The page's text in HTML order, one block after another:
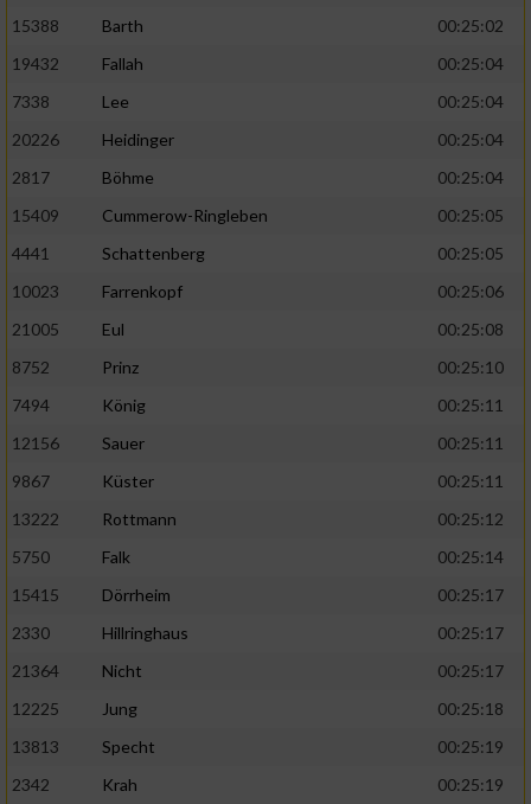
15388
Barth
00:25:02
19432
Fallah
00:25:04
7338
Lee
00:25:04
20226
Heidinger
00:25:04
2817
Böhme
00:25:04
15409
Cummerow-Ringleben
00:25:05
4441
Schattenberg
00:25:05
10023
Farrenkopf
00:25:06
21005
Eul
00:25:08
8752
Prinz
00:25:10
7494
König
00:25:11
12156
Sauer
00:25:11
9867
Küster
00:25:11
13222
Rottmann
00:25:12
5750
Falk
00:25:14
15415
Dörrheim
00:25:17
2330
Hillringhaus
00:25:17
21364
Nicht
00:25:17
12225
Jung
00:25:18
13813
Specht
00:25:19
2342
Krah
00:25:19